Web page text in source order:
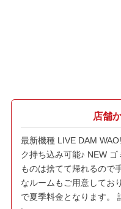
店舗
最新機種 LIVE DAM
ク持ち込み可能♪ NEW
ものは捨てて帰れるので
なルームもご用意してお
で夏季料金となります。